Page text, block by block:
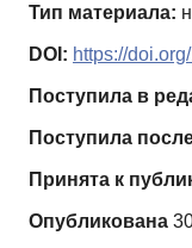
Тип материала:
DOI: https://
Поступила в
Поступила
Принята к
Опубликована